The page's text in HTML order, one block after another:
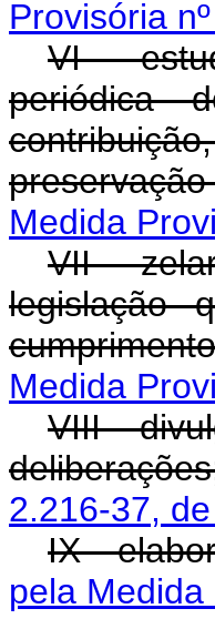
Provisória
VI -
periódica
Medida
VII -
legislação
Medida
VIII -
2.216-37,
IX -
pela